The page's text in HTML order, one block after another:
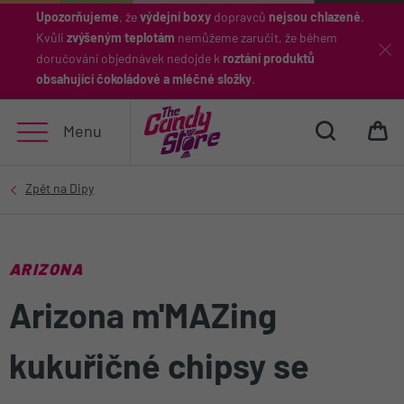
Upozorňujeme, že výdejní boxy dopravců nejsou chlazené.
Kvůli zvýšeným teplotám nemůžeme zaručit, že během
doručování objednávek nedojde k roztání produktů
obsahující čokoládové a mléčné složky.
Menu
Hledat
ARIZONA
Arizona m'MAZing
kukuřičné chipsy se